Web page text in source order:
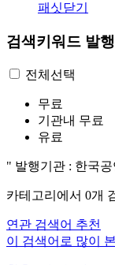
패싯닫기
검색키워드 발
전체선택
무료
기관내 무료
유료
" 발행기관 : 한국
카테고리에서 0개
연관 검색어 추천
이 검색어로 많이